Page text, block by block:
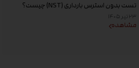
تست بدون استرس بارداری (NST) چیست؟
زمان انجام و تفسیر نتیجه
۲۳ تیر ۱۴۰۵
مشاهده